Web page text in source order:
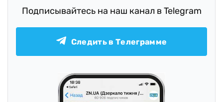
Подписывайтесь на наш канал в Telegram
Следить в Телеграмме